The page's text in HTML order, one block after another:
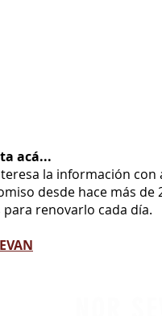
acá...
la información con
desde hace más de
renovarlo cada día.